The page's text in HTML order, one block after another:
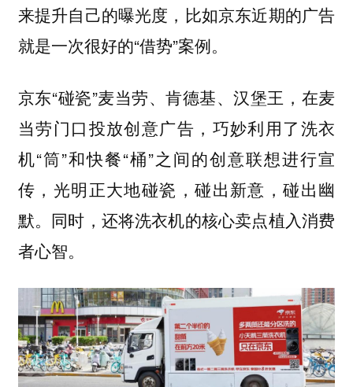
来提升自己的曝光度，比如京东近期的广告
就是一次很好的“借势”案例。
京东“碰瓷”麦当劳、肯德基、汉堡王，在麦
当劳门口投放创意广告，巧妙利用了洗衣
机“筒”和快餐“桶”之间的创意联想进行宣
传，光明正大地碰瓷，碰出新意，碰出幽
默。同时，还将洗衣机的核心卖点植入消费
者心智。